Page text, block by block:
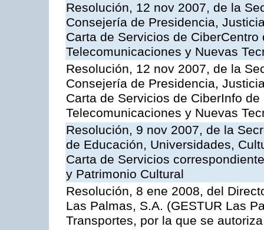
Resolución, 12 nov 2007, de la
Consejería de Presidencia,
Carta de Servicios de
Telecomunicaciones y Nuevas
Resolución, 12 nov 2007, de la
Consejería de Presidencia,
Carta de Servicios de CiberInfo
Telecomunicaciones y Nuevas
Resolución, 9 nov 2007, de la
de Educación, Universidades,
Carta de Servicios
y Patrimonio Cultural
Resolución, 8 ene 2008, del
Las Palmas, S.A. (GESTUR Las
Transportes, por la que se